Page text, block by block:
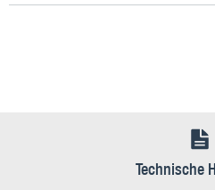
Technische